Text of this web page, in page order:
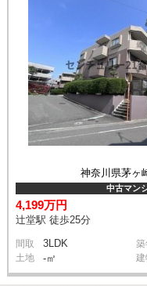
神奈川県茅ヶ
中古マン
4,199万円
辻堂駅 徒歩25分
間取 3LDK
土地 -㎡ 建